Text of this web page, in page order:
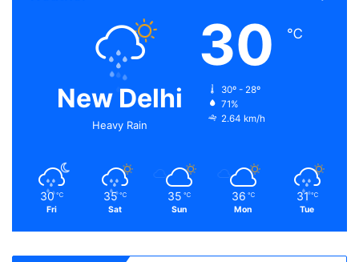
New Delhi
Heavy Rain
30 ℃
30º - 28º
71%
2.64 km/h
30 ℃
Fri
35 ℃
Sat
35 ℃
Sun
36 ℃
Mon
31 ℃
Tue